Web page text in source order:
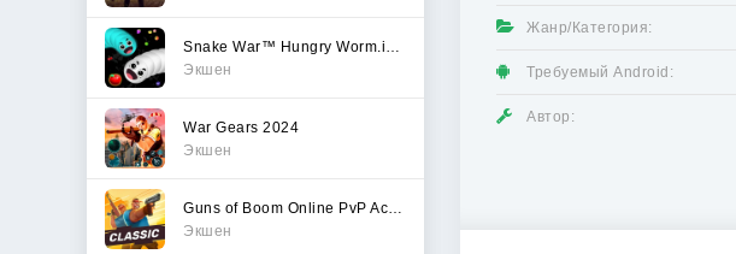
Экшен
War Gears 2024
Экшен
Экшен
Жанр/Категория:
Требуемый Android:
Автор: